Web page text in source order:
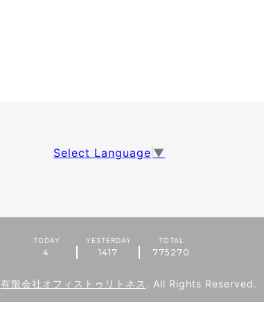
Select Language ▼
TODAY
4
YESTERDAY
1417
TOTAL
775270
有限会社オフィストゥリトネス . All Rights Reserved.